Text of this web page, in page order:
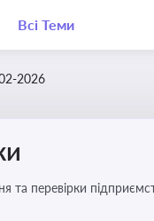
Всі Теми
2026
та перевірки